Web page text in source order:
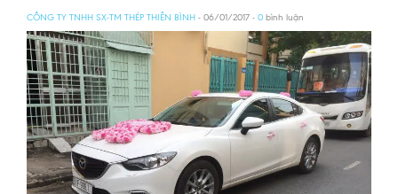
CÔNG TY TNHH SX-TM THÉP THIÊN BÌNH - 06/01/2017 - 0 bình luận